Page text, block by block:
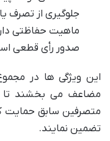
جلوگیری از تصرف
ماهیت حفاظتی
صدور رأی قطعی
این ویژگی ها در
مضاعف می بخشند تا
متصرفین سابق حمایت
تضمین نمایند.